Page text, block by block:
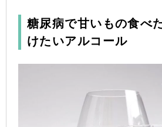
糖尿病で甘いもの食べ
けたいアルコール